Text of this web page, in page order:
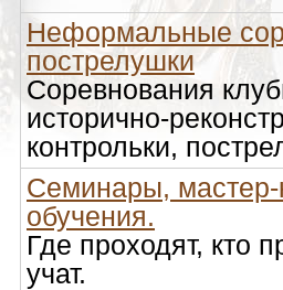
Неформальные
пострелушки
Соревнования
исторично-
контрольки,
Семинары,
обучения.
Где проходят, кто
учат.